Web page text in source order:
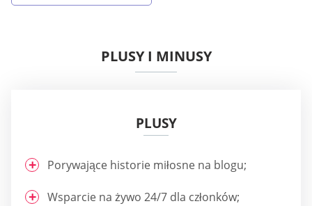
PLUSY I MINUSY
PLUSY
Porywające historie miłosne na blogu;
Wsparcie na żywo 24/7 dla członków;